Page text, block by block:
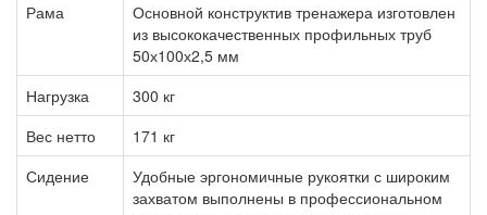
Рама
Основной конструктив тренажера изготовлен
из высококачественных профильных труб
50х100х2,5 мм
Нагрузка
300 кг
Вес нетто
171 кг
Сидение
Удобные эргономичные рукоятки с широким
захватом выполнены в профессиональном